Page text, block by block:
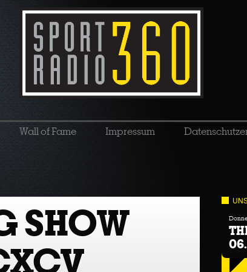
Wall of Fame Impressum
SHOW